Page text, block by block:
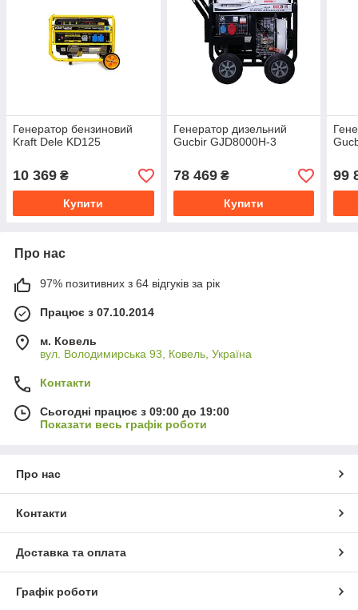
Генератор бензиновий
Kraft Dele KD125
10 369 ₴
Купити
Генератор дизельний
Gucbir GJD8000H-3
78 469₴
Купити
99
Про нас
97% позитивних з 64 відгуків за рік
Працює з 07.10.2014
м. Ковель
вул. Володимирська 93, Ковель, Україна
Контакти
Сьогодні працює з 09:00 до 19:00
Показати весь графік роботи
Про нас
Контакти
Доставка та оплата
Графік роботи